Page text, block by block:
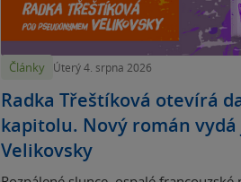
Články Úterý 4. srpna 2026
Radka Třeštíková otevírá
kapitolu. Nový román vydá
Velikovsky